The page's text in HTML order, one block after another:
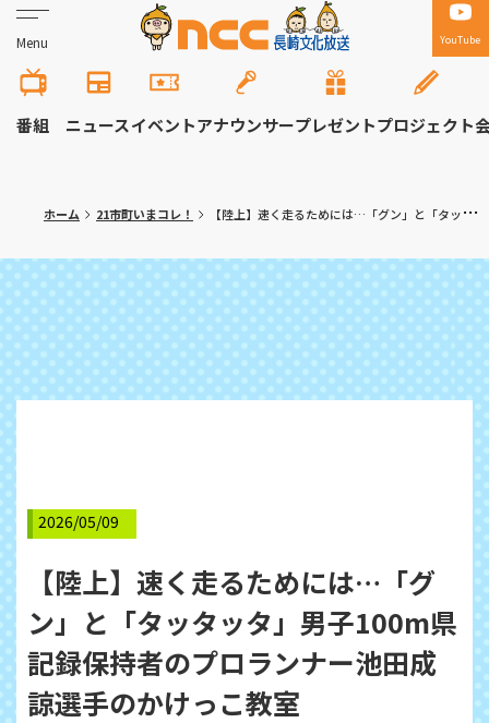
Menu YouTube
番組 ニュースイベントアナウンサープレゼントプロジェクト
ホーム 21市町いまコレ！ 【陸上】速く走るためには…「グン」と「タッタッタ」男子100m県記録保持者のプロランナー池田成諒選手のかけっこ教室
2026/05/09
【陸上】速く走るためには…「グ
ン」と「タッタッタ」男子100m県
記録保持者のプロランナー池田成
諒選手のかけっこ教室